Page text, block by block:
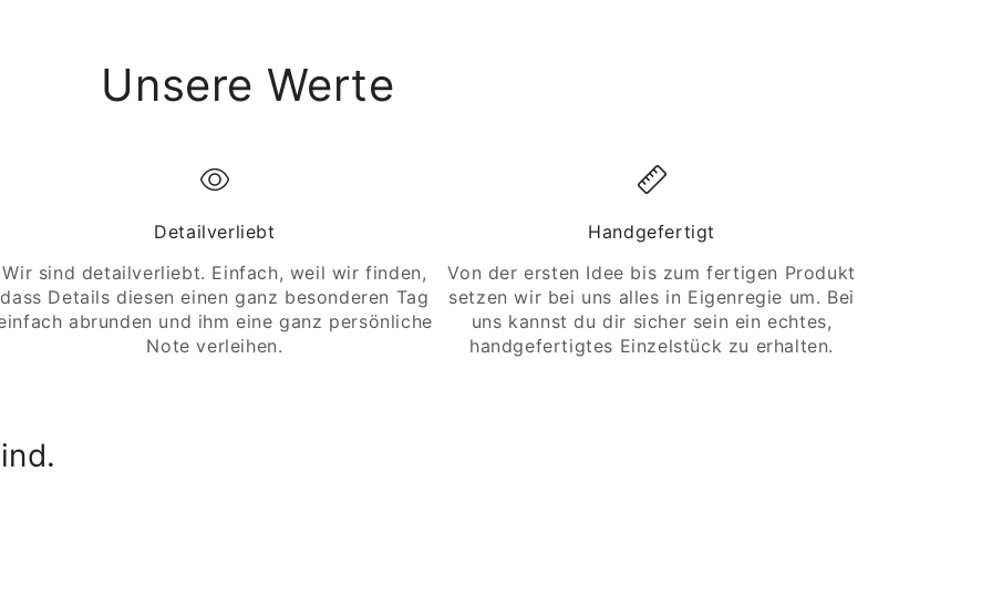
Unsere Werte
Detailverliebt
Wir sind detailverliebt. Einfach, weil wir finden,
dass Details diesen einen ganz besonderen Tag
abrunden und ihm eine ganz persönliche
Note verleihen.
Handgefertigt
Von der ersten Idee bis zum fertigen Produkt
setzen wir bei uns alles in Eigenregie um. Bei
uns kannst du dir sicher sein ein echtes,
handgefertigtes Einzelstück zu erhalten.